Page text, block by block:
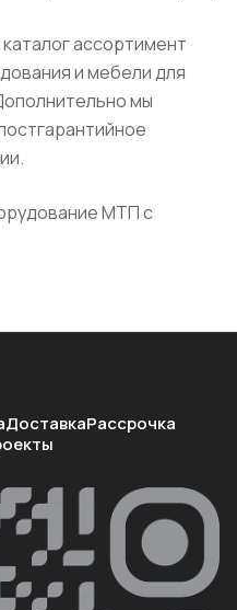
ассортимент
и мебели для
мы
МТП с
ДоставкаРассрочка